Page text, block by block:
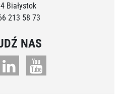
Białystok
213 58 73
NAS